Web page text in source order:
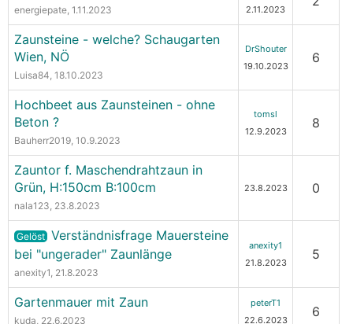
energiepate, 1.11.2023
2.11.2023
Zaunsteine - welche? Schaugarten
Wien, NÖ
Luisa84, 18.10.2023
DrShouter
19.10.2023
6
Hochbeet aus Zaunsteinen - ohne
Beton ?
Bauherr2019, 10.9.2023
tomsl
12.9.2023
8
Zauntor f. Maschendrahtzaun in
Grün, H:150cm B:100cm
nala123, 23.8.2023
23.8.2023 0
Gelöst Verständnisfrage Mauersteine
bei "ungerader" Zaunlänge
anexity1, 21.8.2023
anexity1
21.8.2023
5
Gartenmauer mit Zaun
kuda, 22.6.2023
peterT1
22.6.2023
6